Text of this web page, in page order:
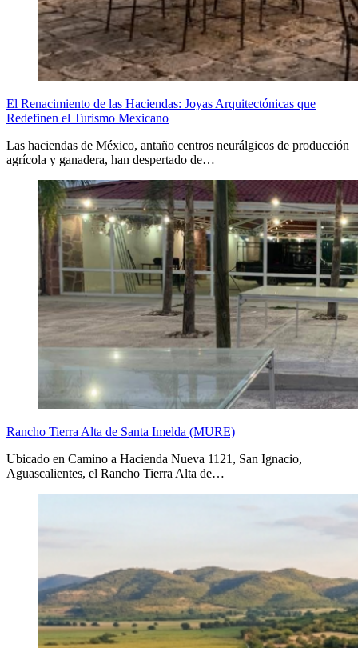
El Renacimiento de las Haciendas: Joyas Arquitectónicas que
Redefinen el Turismo Mexicano
Las haciendas de México, antaño centros neurálgicos de producción
agrícola y ganadera, han despertado de…
Rancho Tierra Alta de Santa Imelda (MURE)
Ubicado en Camino a Hacienda Nueva 1121, San Ignacio,
Aguascalientes, el Rancho Tierra Alta de…